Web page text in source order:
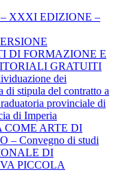
– XXXI EDIZIONE –
DI FORMAZIONE E
GRATUITI
dei
di stipula del contratto a
provinciale di
di Imperia
COME ARTE DI
– Convegno di studi
DI
PICCOLA